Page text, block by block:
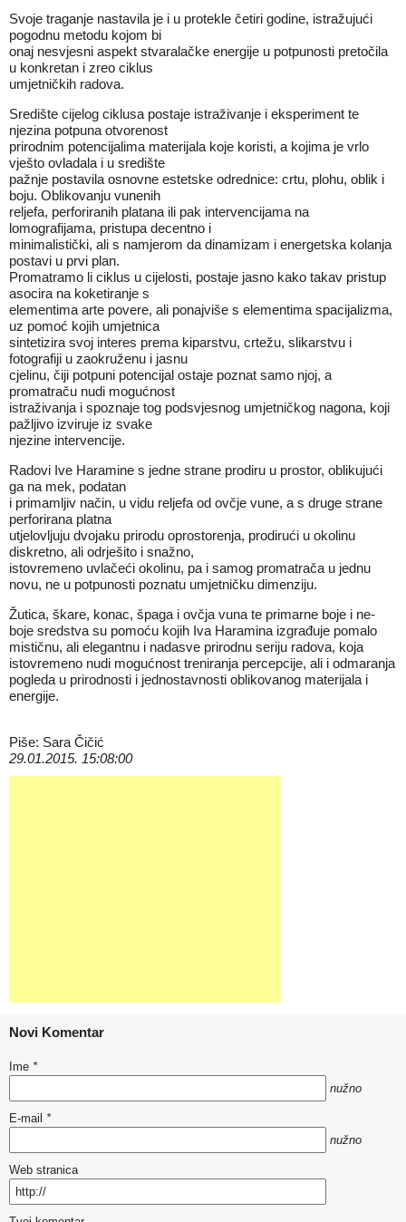
Svoje traganje nastavila je i u protekle četiri godine, istražujući
pogodnu metodu kojom bi
onaj nesvjesni aspekt stvaralačke energije u potpunosti pretočila
u konkretan i zreo ciklus
umjetničkih radova.
Središte cijelog ciklusa postaje istraživanje i eksperiment te
njezina potpuna otvorenost
prirodnim potencijalima materijala koje koristi, a kojima je vrlo
vješto ovladala i u središte
pažnje postavila osnovne estetske odrednice: crtu, plohu, oblik i
boju. Oblikovanju vunenih
reljefa, perforiranih platana ili pak intervencijama na
lomografijama, pristupa decentno i
minimalistički, ali s namjerom da dinamizam i energetska kolanja
postavi u prvi plan.
Promatramo li ciklus u cijelosti, postaje jasno kako takav pristup
asocira na koketiranje s
elementima arte povere, ali ponajviše s elementima spacijalizma,
uz pomoć kojih umjetnica
sintetizira svoj interes prema kiparstvu, crtežu, slikarstvu i
fotografiji u zaokruženu i jasnu
cjelinu, čiji potpuni potencijal ostaje poznat samo njoj, a
promatraču nudi mogućnost
istraživanja i spoznaje tog podsvjesnog umjetničkog nagona, koji
pažljivo izviruje iz svake
njezine intervencije.
Radovi Ive Haramine s jedne strane prodiru u prostor, oblikujući
ga na mek, podatan
i primamljiv način, u vidu reljefa od ovčje vune, a s druge strane
perforirana platna
utjelovljuju dvojaku prirodu oprostorenja, prodirući u okolinu
diskretno, ali odrješito i snažno,
istovremeno uvlačeći okolinu, pa i samog promatrača u jednu
novu, ne u potpunosti poznatu umjetničku dimenziju.
Žutica, škare, konac, špaga i ovčja vuna te primarne boje i ne-
boje sredstva su pomoću kojih Iva Haramina izgrađuje pomalo
mističnu, ali elegantnu i nadasve prirodnu seriju radova, koja
istovremeno nudi mogućnost treniranja percepcije, ali i odmaranja
pogleda u prirodnosti i jednostavnosti oblikovanog materijala i
energije.
Piše: Sara Čičić
29.01.2015. 15:08:00
Novi Komentar
Ime *
nužno
E-mail *
nužno
Web stranica